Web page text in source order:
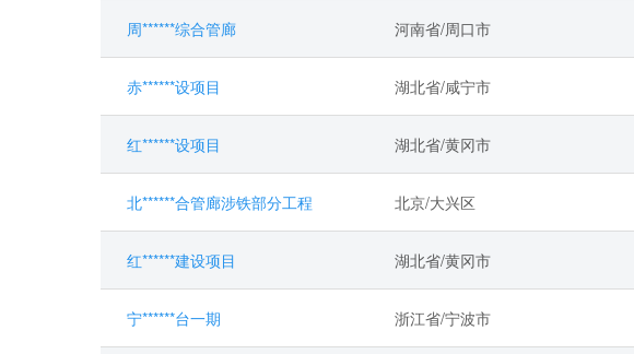
周******综合管廊 河南省/周口市
赤******设项目 湖北省/咸宁市
红******设项目 湖北省/黄冈市
北******合管廊涉铁部分工程 北京/大兴区
红******建设项目 湖北省/黄冈市
宁******台一期 浙江省/宁波市